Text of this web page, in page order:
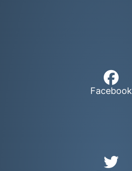
Facebook